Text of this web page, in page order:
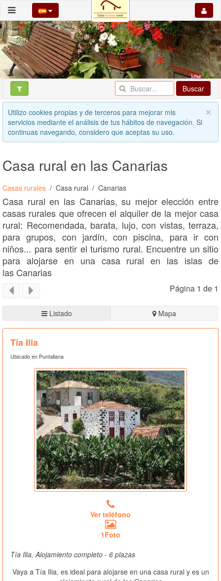
Buscar
Utilizo cookies propias y de terceros para mejorar mis
servicios mediante el análisis de tus hábitos de navegación. Si
continuas navegando, considero que aceptas su uso.
Casa rural en las Canarias
Casas rurales Casa rural Canarias
Casa rural en las Canarias, su mejor elección entre
casas rurales que ofrecen el alquiler de la mejor casa
rural: Recomendada, barata, lujo, con vistas, terraza,
para grupos, con jardín, con piscina, para ir con
niños... para sentir el turismo rural. Encuentre un sitio
para alojarse en una casa rural en las islas de
las Canarias
Página 1 de 1
Listado Mapa
Tía Ilia
Ubicado en Puntallana
Ver teléfono
1Foto
Tía Ilia, Alojamiento completo - 6 plazas
Vaya a Tía Ilia, es ideal para alojarse en una casa rural y es un